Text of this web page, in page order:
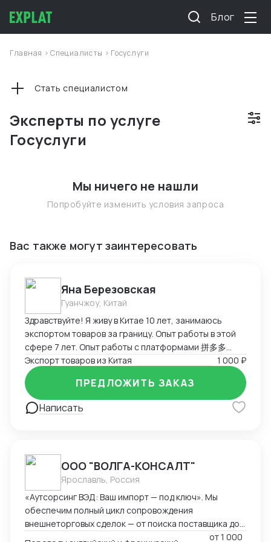
Блог
Главная >Специалисты > Госуслуги
Эксперты по услуге
Госуслуги
Стать специалистом
Мы ничего не нашли
Попробуйте изменить условия запроса
Вас также могут заинтересовать
Яна Березовская
Гуанчжоу, Китай
Здравствуйте! Я живу в Китае 10 лет, занимаюсь
экспортом товаров за границу. Опыт работы в этой
сфере 7 лет. Опыт работы с платформами 拼多多
(Пиндуодуо), 淘宝 (таобао), 阿里巴巴 (1688), JD, 闲鱼
(бу товары). Есть свои логисты которые доставят
товары в любую страну. Я «свой» человек на
территории Китая который поможет найти нужный
товар, проверить качество и организовать доставку
Экспорт товаров из Китая 1 000 ₽
Написать
ПРЕДЛОЖИТЬ ЗАКАЗ
ООО "ВОЛГА-КОНСАЛТ"
Ярославль, Россия
«Аутсорсинг ВЭД: Ваш импорт — под ключ». Мы
обеспечим полный цикл сопровождения
внешнеторговых сделок — от поиска поставщика до
растаможки и бухгалтерского закрытия. Наши
от1 000